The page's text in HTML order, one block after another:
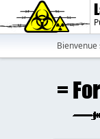
Bienvenue